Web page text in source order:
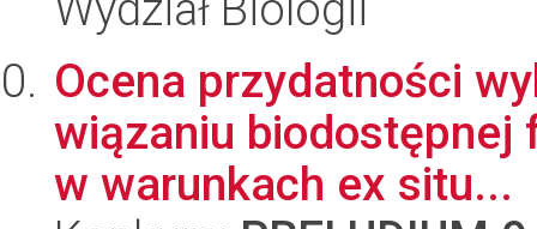
Ocena przydatności
wiązaniu
w warunkach ex situ...